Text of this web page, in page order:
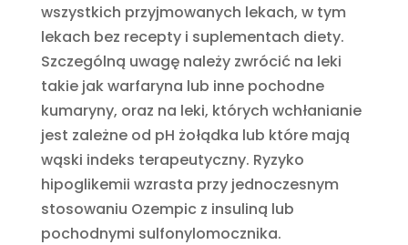
wszystkich przyjmowanych lekach, w tym
lekach bez recepty i suplementach diety.
Szczególną uwagę należy zwrócić na leki
takie jak warfaryna lub inne pochodne
kumaryny, oraz na leki, których wchłanianie
jest zależne od pH żołądka lub które mają
wąski indeks terapeutyczny. Ryzyko
hipoglikemii wzrasta przy jednoczesnym
stosowaniu Ozempic z insuliną lub
pochodnymi sulfonylomocznika.